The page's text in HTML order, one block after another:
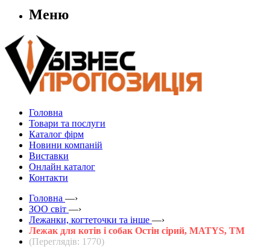
Меню
Головна
Товари та послуги
Каталог фірм
Новини компаній
Виставки
Онлайн каталог
Контакти
Головна —›
ЗOO світ —›
Лежанки, когтеточки та інше —›
Лежак для котів і собак Остін сірий, MATYS, ТМ
(Переглядів: 1770)